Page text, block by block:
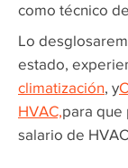
como técnico
Lo
estado,
climatización, y
HVAC,para que
salario de